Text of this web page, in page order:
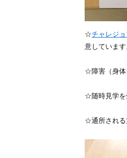
☆チャレジ
意しています
☆障害（身体
☆随時見学を
☆通所される